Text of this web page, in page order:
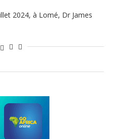
2024, à Lomé, Dr James